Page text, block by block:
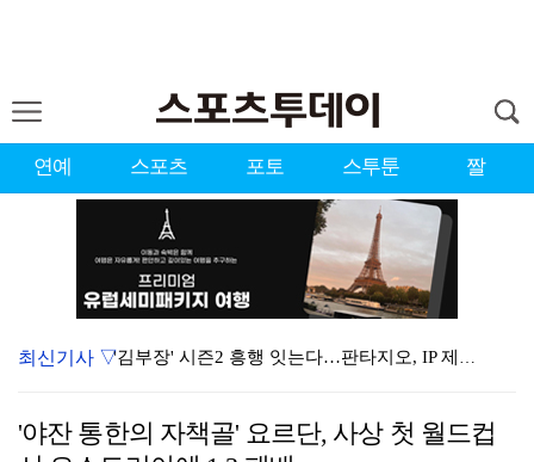
연예 스포츠 포토 스투툰 짤
'김부장' 시즌2 흥행 잇는다…판타지오, IP 제작·매…
[ST포토] 볼 노려보는 박현경
최신기사 ▽
'야잔 통한의 자책골' 요르단, 사상 첫 월드컵